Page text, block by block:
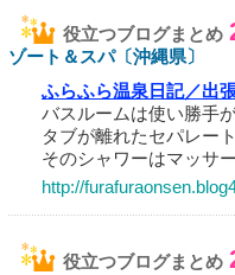
役立つブログまとめ
ゾート＆スパ〔沖縄県〕
ふらふら温泉日記／出
バスルームは使い勝手
タブが離れたセパレー
そのシャワーはマッサ
http://
役立つブログまとめ